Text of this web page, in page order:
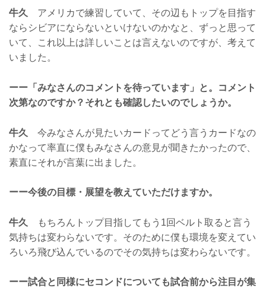
牛久
アメリカで練習していて、その辺もトップを目指す
ならシビアにならないといけないのかなと、ずっと思って
いて、これ以上は詳しいことは言えないのですが、考えて
いました。
ーー「みなさんのコメントを待っています」と。コメント
次第なのですか？それとも確認したいのでしょうか。
牛久
今みなさんが見たいカードってどう言うカードなの
かなって率直に僕もみなさんの意見が聞きたかったので、
素直にそれが言葉に出ました。
ーー今後の目標・展望を教えていただけますか。
牛久
もちろんトップ目指してもう1回ベルト取ると言う
気持ちは変わらないです。そのために僕も環境を変えてい
ろいろ飛び込んでいるのでその気持ちは変わらないです。
ーー試合と同様にセコンドについても試合前から注目が集